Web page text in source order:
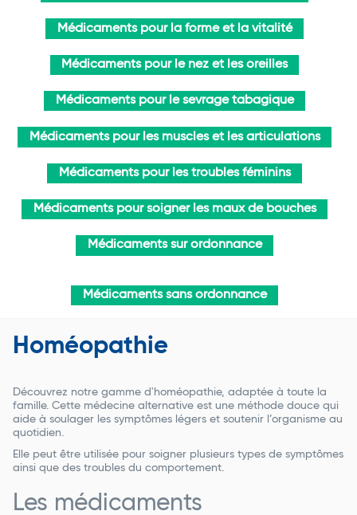
Médicaments pour la forme et la vitalité
Médicaments pour le nez et les oreilles
Médicaments pour le sevrage tabagique
Médicaments pour les muscles et les articulations
Médicaments pour les troubles féminins
Médicaments pour soigner les maux de bouches
Médicaments sur ordonnance
Médicaments sans ordonnance
Homéopathie
Découvrez notre gamme d'homéopathie, adaptée à toute la
famille. Cette médecine alternative est une méthode douce qui
aide à soulager les symptômes légers et soutenir l’organisme au
quotidien.
Elle peut être utilisée pour soigner plusieurs types de symptômes
ainsi que des troubles du comportement.
Les médicaments